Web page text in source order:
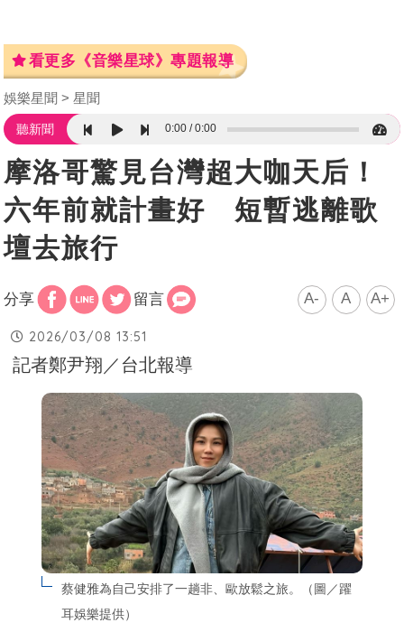
看更多《音樂星球》專題報導
娛樂星聞 星聞
聽新聞 0:00 0:00
摩洛哥驚見台灣超大咖天后！
六年前就計畫好 短暫逃離歌
壇去旅行
分享 留言 A- A A+
2026/03/08 13:51
記者鄭尹翔／台北報導
蔡健雅為自己安排了一趟非、歐放鬆之旅。（圖／躍
耳娛樂提供）